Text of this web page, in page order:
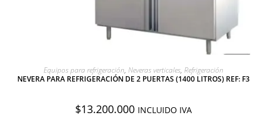
AGREGAR A COTIZACIÓN
Equipos para refrigeración, Neveras verticales, Refrigeración
NEVERA PARA REFRIGERACIÓN DE 2 PUERTAS (1400 LITROS) REF: F3
$13.200.000 INCLUIDO IVA